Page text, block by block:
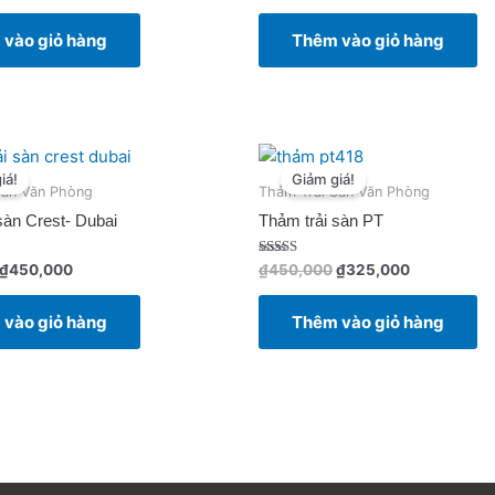
vào giỏ hàng
hạng
Thêm vào giỏ hàng
Văn Phòng
Crest- Dubai
gốc
₫450,000
Giá
tại
₫450,000.
vào giỏ hàng
Giảm giá!
Thảm Trải Sàn Văn Phòng
Thảm trải sàn PT
Được xếp
hạng
4.50
₫450,000
Giá
gốc
là:
₫325,000
tại
Thêm vào giỏ hàng